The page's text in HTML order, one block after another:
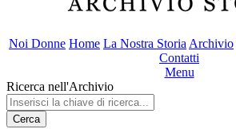
Noi Donne Home La Nostra Storia Archivio
Contatti
Menu
Ricerca nell'Archivio
Cerca